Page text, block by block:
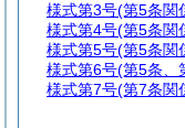
様式第3号(第5条関
様式第4号(第5条関
様式第5号(第5条関
様式第6号(第5条、
様式第7号(第7条関